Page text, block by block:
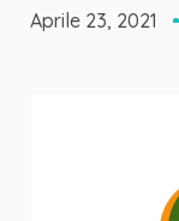
Aprile 23, 2021